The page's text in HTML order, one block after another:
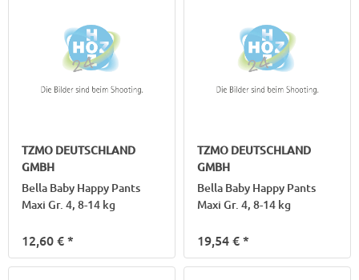
TZMO DEUTSCHLAND
GMBH
Bella Baby Happy Pants
Maxi Gr. 4, 8-14 kg
12,60 €*
TZMO DEUTSCHLAND
GMBH
Bella Baby Happy Pants
Maxi Gr. 4, 8-14 kg
19,54 €*